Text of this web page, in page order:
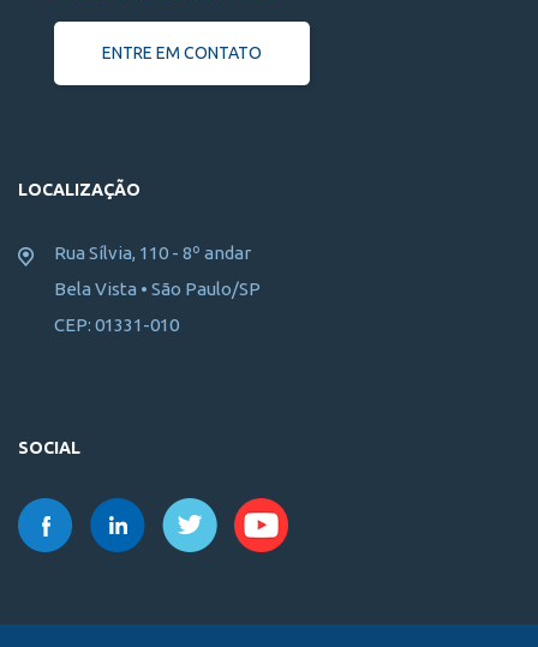
ENTRE EM CONTATO
LOCALIZAÇÃO
Rua Sílvia, 110 - 8º andar
Bela Vista • São Paulo/SP
CEP: 01331-010
SOCIAL